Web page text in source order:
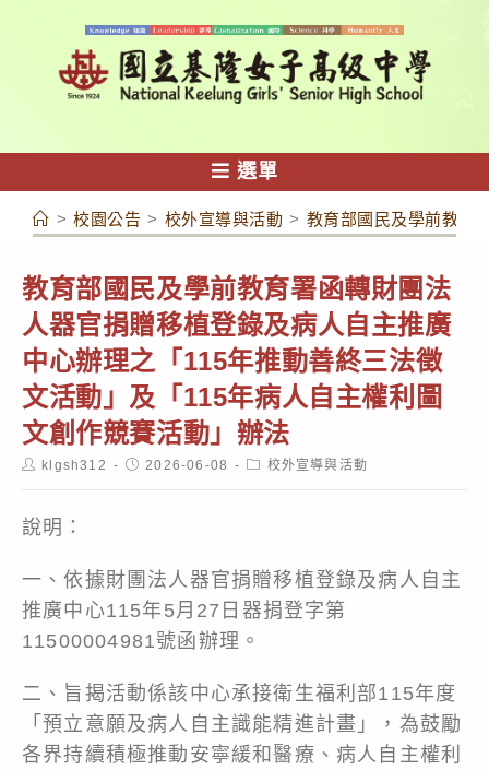
容
選單
> 校園公告 > 校外宣導與活動 > 教育部國民及學前教育
教育部國民及學前教育署函轉財團法
人器官捐贈移植登錄及病人自主推廣
中心辦理之「115年推動善終三法徵
文活動」及「115年病人自主權利圖
文創作競賽活動」辦法
Postklgsh312
Post2026-06-08
Post校外宣導與活動
說明：
一、依據財團法人器官捐贈移植登錄及病人自主
推廣中心115年5月27日器捐登字第
11500004981號函辦理。
二、旨揭活動係該中心承接衛生福利部115年度
「預立意願及病人自主識能精進計畫」，為鼓勵
各界持續積極推動安寧緩和醫療、病人自主權利